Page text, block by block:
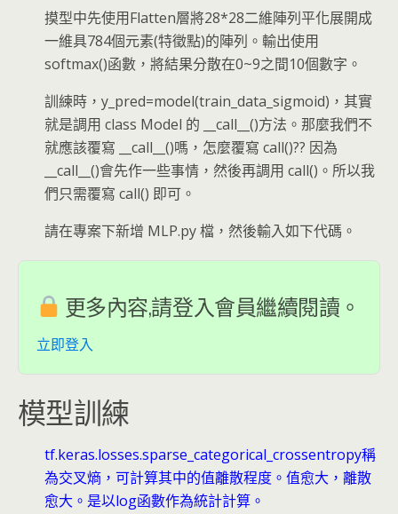
摸型中先使用Flatten層將28*28二維陣列平化展開成
一維具784個元素(特徵點)的陣列。輸出使用
softmax()函數，將結果分散在0~9之間10個數字。
訓練時，y_pred=model(train_data_sigmoid)，其實
就是調用 class Model 的 __call__()方法。那麼我們不
就應該覆寫 __call__()嗎，怎麼覆寫 call()?? 因為
__call__()會先作一些事情，然後再調用 call()。所以我
們只需覆寫 call() 即可。
請在專案下新增 MLP.py 檔，然後輸入如下代碼。
更多內容,請登入會員繼續閱讀。
立即登入
模型訓練
tf.keras.losses.sparse_categorical_crossentropy稱
為交叉熵，可計算其中的值離散程度。值愈大，離散
愈大。是以log函數作為統計計算。